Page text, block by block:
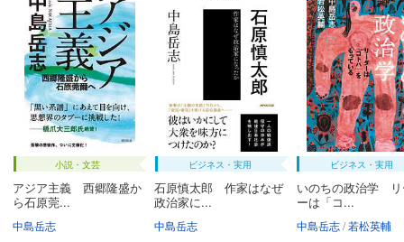
小説・文芸
アジア主義 西郷隆盛か
ら石原莞...
中島岳志
ビジネス・実用
石原慎太郎 作家はなぜ
政治家に...
中島岳志
ビジネス・実用
いのちの政治学 リ
ーは「コ...
中島岳志 若松英輔